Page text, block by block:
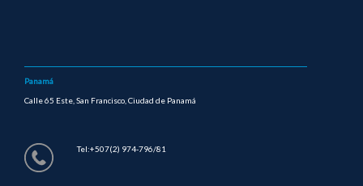
Panamá
Calle 65 Este, San Francisco, Ciudad de Panamá
Tel:+507(2) 974-796/81